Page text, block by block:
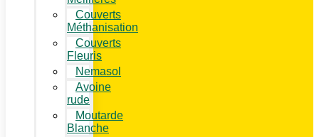
Couverts
Méthanisation
Couverts
Fleuris
Nemasol
Avoine
rude
Moutarde
Blanche